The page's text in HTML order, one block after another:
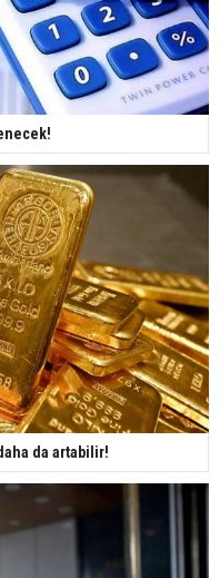
da artabilir!